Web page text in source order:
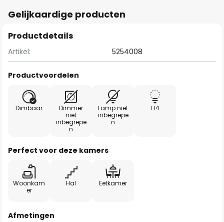
Gelijkaardige producten
Productdetails
Artikel: 5254008
Productvoordelen
Dimbaar
Dimmer
niet
inbegrepe
n
Lamp niet
inbegrepe
n
E14
Perfect voor deze kamers
Woonkam
er
Hal Eetkamer
Afmetingen